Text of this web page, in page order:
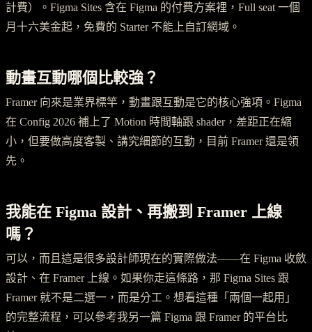
計費）。Figma Sites 含在 Figma 的付費方案裡，Full seat 一個
月十六美金起，免費的 Starter 不能上自訂網域。
動畫互動哪個比較強？
Framer 向來是業界標竿，動畫跟互動是它的核心強項。Figma
在 Config 2026 補上了 Motion 時間軸跟 shader，差距正在縮
小，但要做高度客製、講究細節的互動，目前 Framer 還是領
先。
我能在 Figma 設計、再搬到 Framer 上線
嗎？
可以，而且這是很多設計師現在的實際做法——在 Figma 收斂
設計、在 Framer 上線。如果你走這條路，那 Figma Sites 跟
Framer 就不是二選一，而是分工。想看這種「兩個一起用」
的完整流程，可以參考我另一篇 Figma 跟 Framer 的平台比